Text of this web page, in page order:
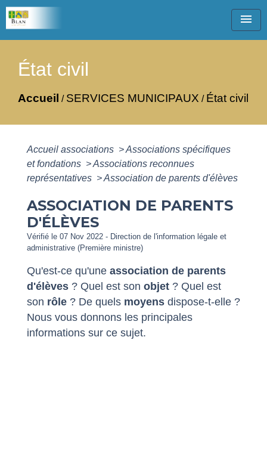
menu
État civil
Accueil / SERVICES MUNICIPAUX / État civil
Accueil associations >Associations spécifiques
et fondations >Associations reconnues
représentatives >Association de parents d'élèves
ASSOCIATION DE PARENTS
D'ÉLÈVES
Vérifié le 07 Nov 2022 - Direction de l'information légale et
administrative (Première ministre)
Qu'est-ce qu'une association de parents
d'élèves ? Quel est son objet ? Quel est
son rôle ? De quels moyens dispose-t-elle ?
Nous vous donnons les principales
informations sur ce sujet.